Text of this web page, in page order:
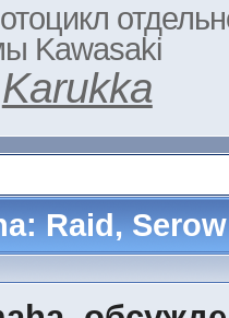
Kawasaki
Karukka
Raid,